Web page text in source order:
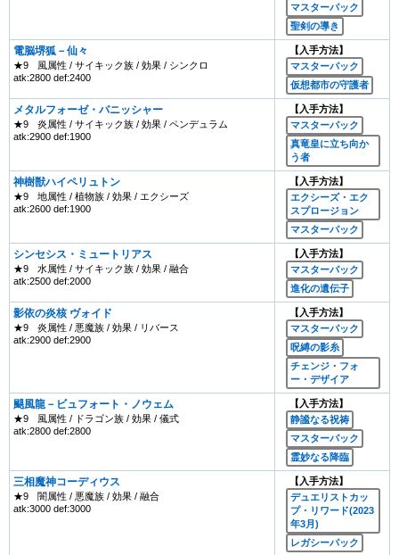
マスターパック
聖剣の導き
電脳堺狐－仙々
★9
風属性 / サイキック族 / 効果 / シンクロ
atk:2800 def:2400
【入手方法】
マスターパック
仮想都市の守護者
メタルフォーゼ・バニッシャー
★9
炎属性 / サイキック族 / 効果 / ペンデュラム
atk:2900 def:1900
【入手方法】
マスターパック
真竜皇に立ち向か
う者
神樹獣ハイペリュトン
★9
地属性 / 植物族 / 効果 / エクシーズ
atk:2600 def:1900
【入手方法】
エクシーズ・エク
スプロージョン
マスターパック
シンセシス・ミュートリアス
★9
水属性 / サイキック族 / 効果 / 融合
atk:2500 def:2000
【入手方法】
マスターパック
進化の遺伝子
影依の炎核 ヴォイド
★9
炎属性 / 悪魔族 / 効果 / リバース
atk:2900 def:2900
【入手方法】
マスターパック
呪縛の影糸
チェンジ・フォ
ー・デザイア
颶風龍－ビュフォート・ノウェム
★9
風属性 / ドラゴン族 / 効果 / 儀式
atk:2800 def:2800
【入手方法】
静謐なる祝祷
マスターパック
霊妙なる降臨
三相魔神コーディウス
★9
闇属性 / 悪魔族 / 効果 / 融合
atk:3000 def:3000
【入手方法】
デュエリストカッ
プ・リワード(2023
年3月)
レガシーパック